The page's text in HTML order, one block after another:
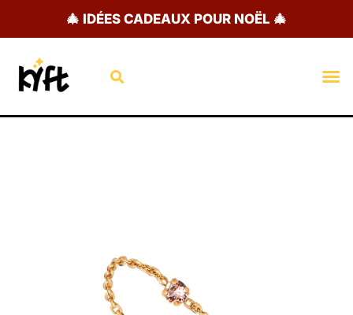
🎄 IDÉES CADEAUX POUR NOËL 🎄
Rechercher